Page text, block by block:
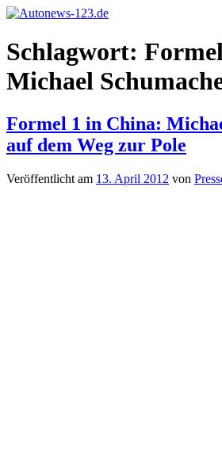
Zum
springen
Autonews-
123.de
Autonews
mit
Charme
Schlagwort:
Michael
Formel 1 in China:
auf dem Weg zur Pole
Veröffentlicht am 13. April 2012 von